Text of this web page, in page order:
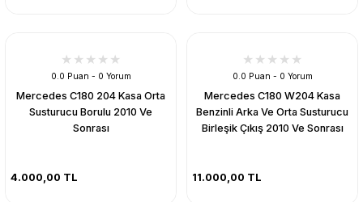
0.0 Puan - 0 Yorum
Mercedes C180 204 Kasa Orta
Susturucu Borulu 2010 Ve
Sonrası
4.000,00 TL
0.0 Puan - 0 Yorum
Mercedes C180 W204 Kasa
Benzinli Arka Ve Orta Susturucu
Birleşik Çıkış 2010 Ve Sonrası
11.000,00 TL